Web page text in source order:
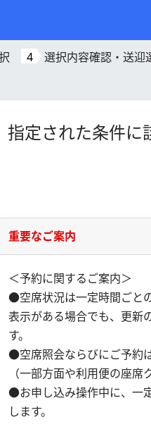
4 選択内容確認・送迎
指定された条件に
重要なご案内
＜予約に関するご案内＞
●空席状況は一定時間ごと
表示がある場合でも、更新
す。
●空席照会ならびにご予約
（一部方面や利用便の座
●お申し込み操作中に、一
します。